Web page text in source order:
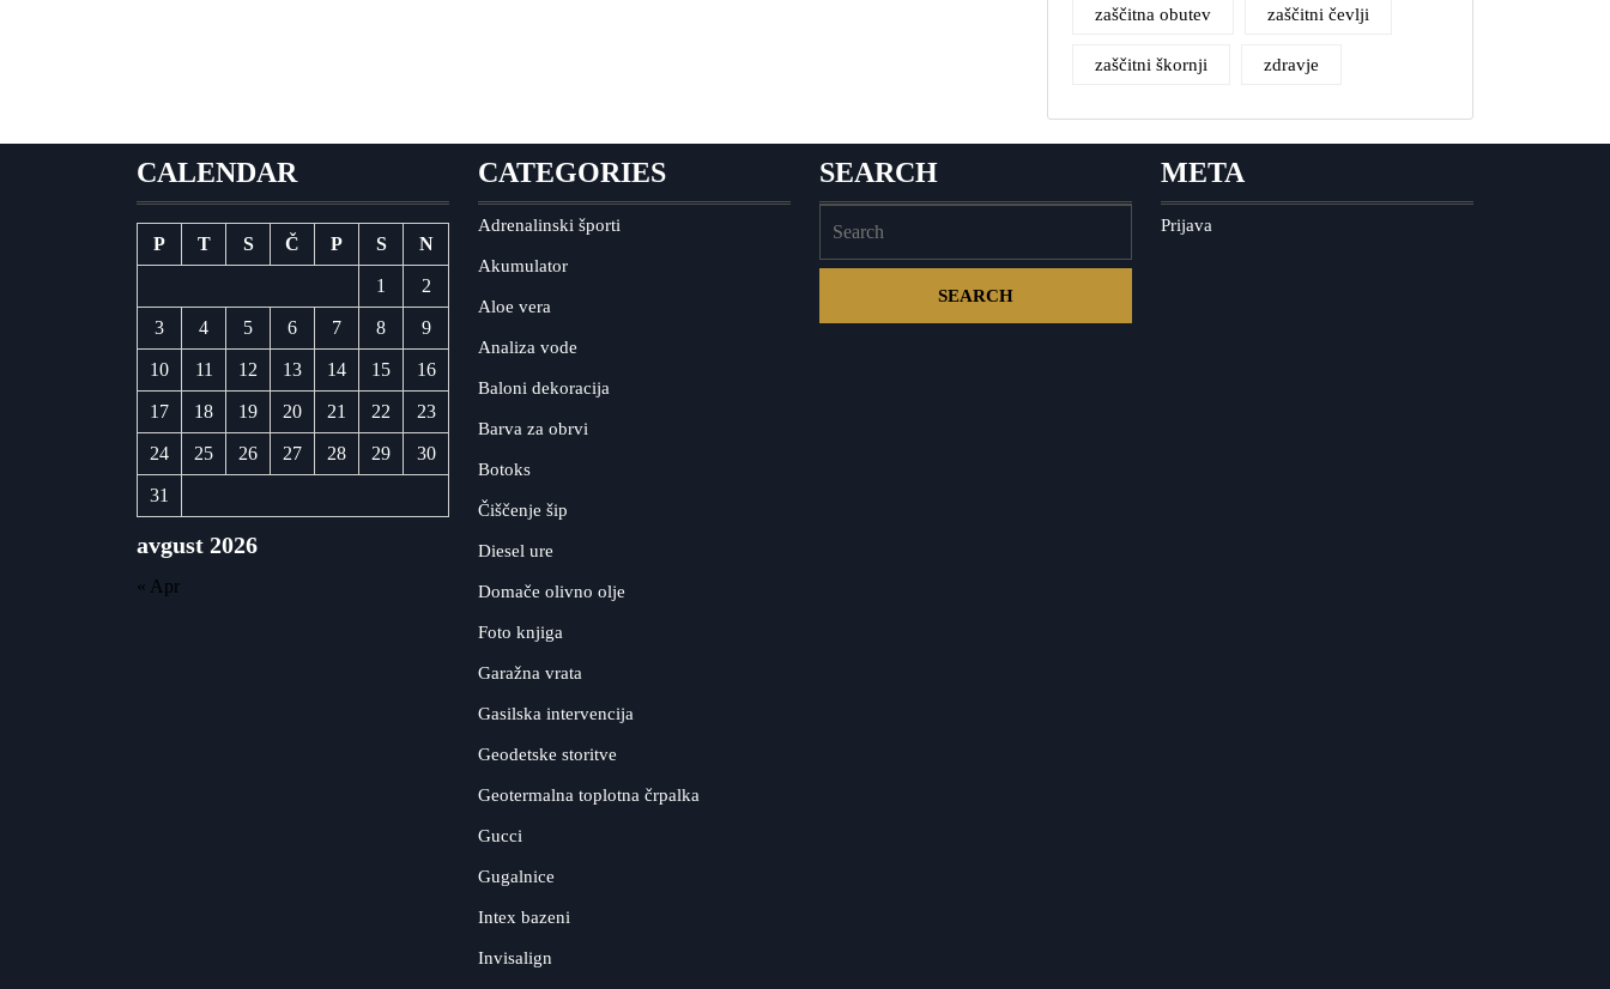
zaščitna obutev zaščitni čevlji
zaščitni škornji zdravje
CALENDAR
avgust 2026
P T S Č P S N
1 2
3 4 5 6 7 8 9
10 11 12 13 14 15 16
17 18 19 20 21 22 23
24 25 26 27 28 29 30
31
« Apr
CATEGORIES
Adrenalinski športi
Akumulator
Aloe vera
Analiza vode
Baloni dekoracija
Barva za obrvi
Botoks
Čiščenje šip
Diesel ure
Domače olivno olje
Foto knjiga
Garažna vrata
Gasilska intervencija
Geodetske storitve
Geotermalna toplotna črpalka
Gucci
Gugalnice
Intex bazeni
Invisalign
SEARCH META
Prijava